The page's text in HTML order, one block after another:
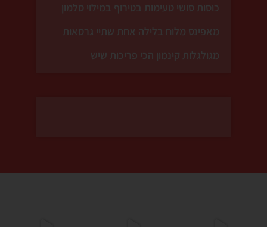
כוסות סושי טעימות בטירוף במילוי סלמון
מאפינס מלוח בלילה אחת שתיי גרסאות
מגולגלות קינמון הכי פריכות שיש